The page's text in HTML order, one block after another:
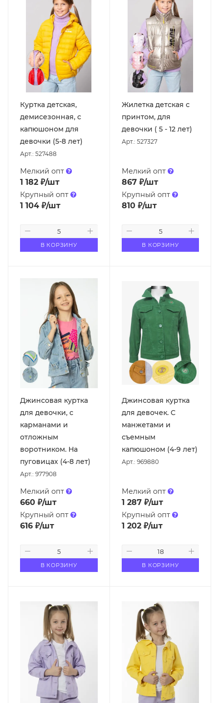
Куртка детская,
демисезонная, с
капюшоном для
девочки (5-8 лет)
Арт.: 527488
Мелкий опт
1 182 ₽/шт
Крупный опт
1 104 ₽/шт
В КОРЗИНУ
Жилетка детская с
принтом, для
девочки ( 5 - 12 лет)
Арт.: 527327
Мелкий опт
867₽/шт
Крупный опт
810₽/шт
В КОРЗИНУ
Джинсовая куртка
для девочки, с
карманами и
отложным
воротником. На
пуговицах (4-8 лет)
Арт.: 977908
Мелкий опт
660 ₽/шт
Крупный опт
616 ₽/шт
В КОРЗИНУ
Джинсовая куртка
для девочек. С
манжетами и
съемным
капюшоном (4-9 лет)
Арт.: 969880
Мелкий опт
1 287₽/шт
Крупный опт
1 202₽/шт
В КОРЗИНУ